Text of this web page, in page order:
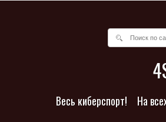
Весь киберспорт! На